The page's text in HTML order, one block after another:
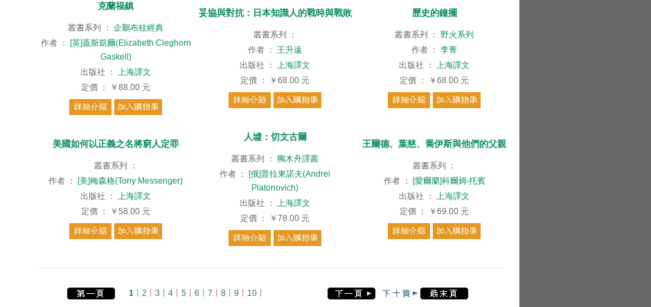
克蘭福鎮
叢書系列 ： 企鵝布紋經典
作者
：
[英]蓋斯凱爾(Elizabeth Cleghorn
Gaskell)
出版社
： 上海譯文
定價 ： ￥88.00 元
妥協與對抗：日本知識人的戰時與戰敗
叢書系列
：
作者 ： 王升遠
出版社
： 上海譯文
定價 ： ￥68.00 元
歷史的鐘擺
叢書系列 ： 野火系列
作者 ： 李菁
出版社
： 上海譯文
定價 ： ￥68.00 元
美國如何以正義之名將窮人定罪
叢書系列
：
作者 ：
[美]梅森格(Tony Messenger)
出版社
： 上海譯文
定價 ： ￥58.00 元
人墟：切文古爾
叢書系列 ： 獨木舟譯叢
作者 ：
[俄]普拉東諾夫(Andrei
Platonovich)
出版社
： 上海譯文
定價 ： ￥78.00 元
王爾德、葉慈、喬伊斯與他們的父親
叢書系列
：
作者
：
[愛爾蘭]科爾姆‧托賓
出版社
： 上海譯文
定價 ： ￥69.00 元
1 2 3 4 5 6 7 8 9 10